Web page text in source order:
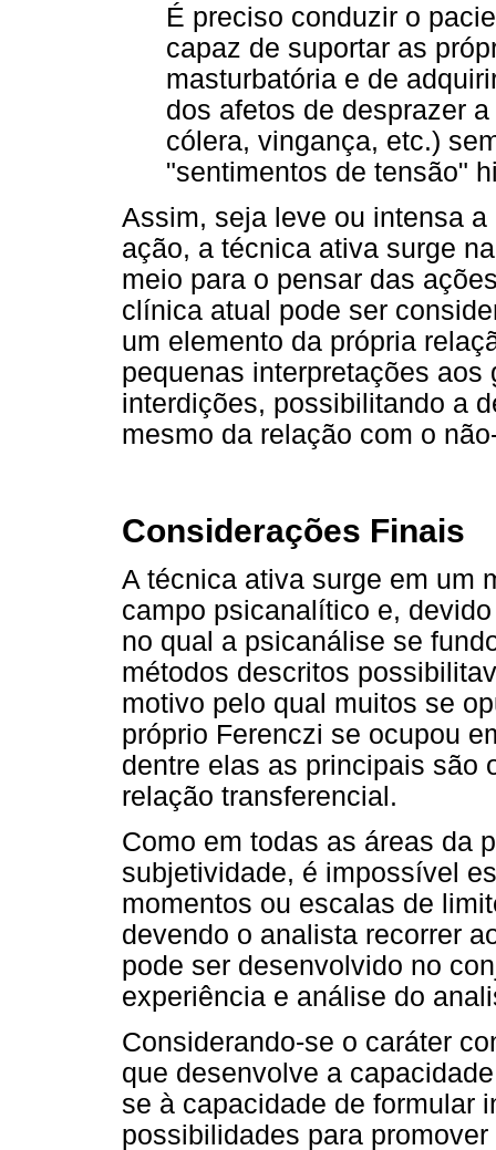
É preciso conduzir o
capaz de suportar as
masturbatória e de
dos afetos de desprazer
cólera, vingança, etc.)
"sentimentos de tensão"
Assim, seja leve ou intensa
ação, a técnica ativa surge
meio para o pensar das
clínica atual pode ser
um elemento da própria
pequenas interpretações
interdições, possibilitando a
mesmo da relação com o
Considerações Finais
A técnica ativa surge em um
campo psicanalítico e,
no qual a psicanálise se
métodos descritos
motivo pelo qual muitos se
próprio Ferenczi se ocupou
dentre elas as principais são
relação transferencial.
Como em todas as áreas da
subjetividade, é impossível
momentos ou escalas de
devendo o analista recorrer
pode ser desenvolvido no
experiência e análise do
Considerando-se o caráter
que desenvolve a
se à capacidade de formular
possibilidades para